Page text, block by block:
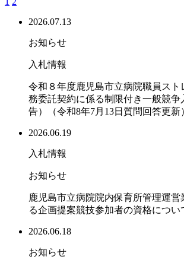
2026.07.13
お知らせ
入札情報
令和８年度鹿児島市立病院職員スト
務委託契約に係る制限付き一般競争
告）（令和8年7月13日質問回答更新
2026.06.19
入札情報
お知らせ
鹿児島市立病院院内保育所管理運
る企画提案競技参加者の資格につい
2026.06.18
お知らせ